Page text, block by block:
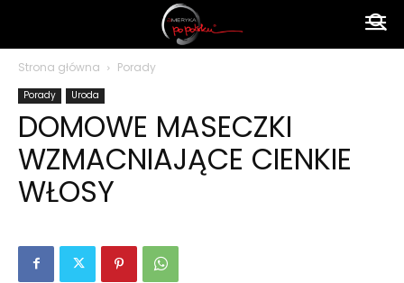
polsku
Strona główna Porady
Porady Uroda
DOMOWE MASECZKI
WZMACNIAJĄCE CIENKIE
WŁOSY